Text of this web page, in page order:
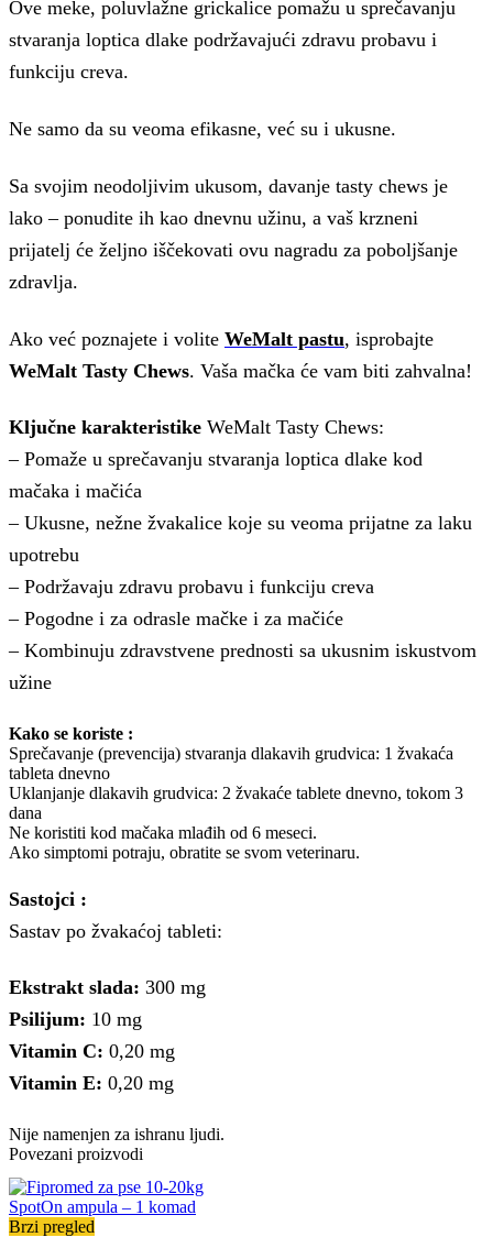
Ove meke, poluvlažne grickalice pomažu u sprečavanju
stvaranja loptica dlake podržavajući zdravu probavu i
funkciju creva.
Ne samo da su veoma efikasne, već su i ukusne.
Sa svojim neodoljivim ukusom, davanje tasty chews je
lako – ponudite ih kao dnevnu užinu, a vaš krzneni
prijatelj će željno iščekovati ovu nagradu za poboljšanje
zdravlja.
Ako već poznajete i volite WeMalt pastu, isprobajte
WeMalt Tasty Chews. Vaša mačka će vam biti zahvalna!
Ključne karakteristike WeMalt Tasty Chews:
– Pomaže u sprečavanju stvaranja loptica dlake kod
mačaka i mačića
– Ukusne, nežne žvakalice koje su veoma prijatne za laku
upotrebu
– Podržavaju zdravu probavu i funkciju creva
– Pogodne i za odrasle mačke i za mačiće
– Kombinuju zdravstvene prednosti sa ukusnim iskustvom
užine
Kako se koriste :
Sprečavanje (prevencija) stvaranja dlakavih grudvica: 1 žvakaća
tableta dnevno
Uklanjanje dlakavih grudvica: 2 žvakaće tablete dnevno, tokom 3
dana
Ne koristiti kod mačaka mlađih od 6 meseci.
Ako simptomi potraju, obratite se svom veterinaru.
Sastojci :
Sastav po žvakaćoj tableti:
Ekstrakt slada: 300 mg
Psilijum: 10 mg
Vitamin C: 0,20 mg
Vitamin E: 0,20 mg
Nije namenjen za ishranu ljudi.
Povezani proizvodi
Brzi pregled